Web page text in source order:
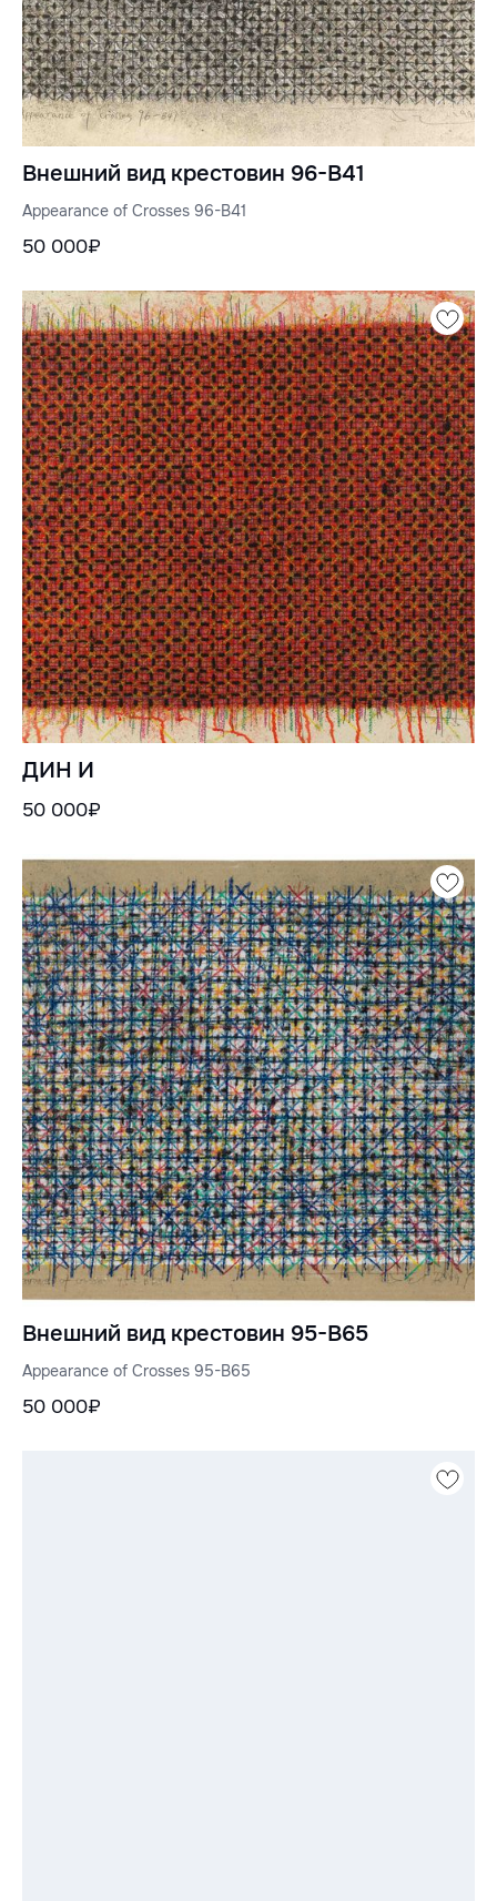
Внешний вид крестовин 96-B41
Appearance of Crosses 96-B41
50 000₽
ДИН И
50 000₽
Внешний вид крестовин 95-B65
Appearance of Crosses 95-B65
50 000₽